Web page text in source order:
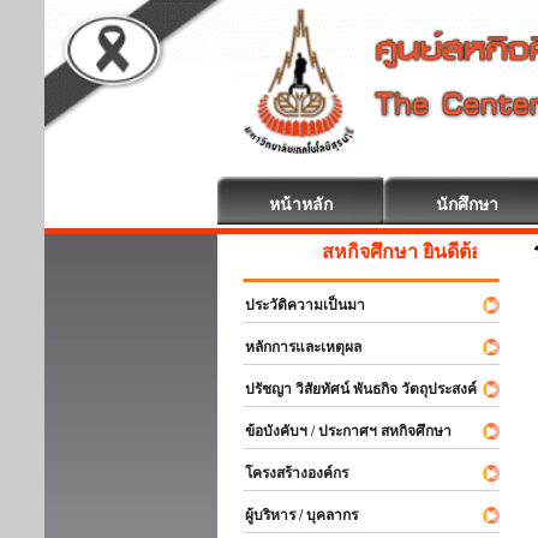
หน้าหลัก นักศึกษา
สหกิจศึกษา ยินดีต้อนรับ
ประวัติความเป็นมา
หลักการและเหตุผล
ปรัชญา วิสัยทัศน์ พันธกิจ วัตถุประสงค์
ข้อบังคับฯ / ประกาศฯ สหกิจศึกษา
โครงสร้างองค์กร
ผู้บริหาร / บุคลากร